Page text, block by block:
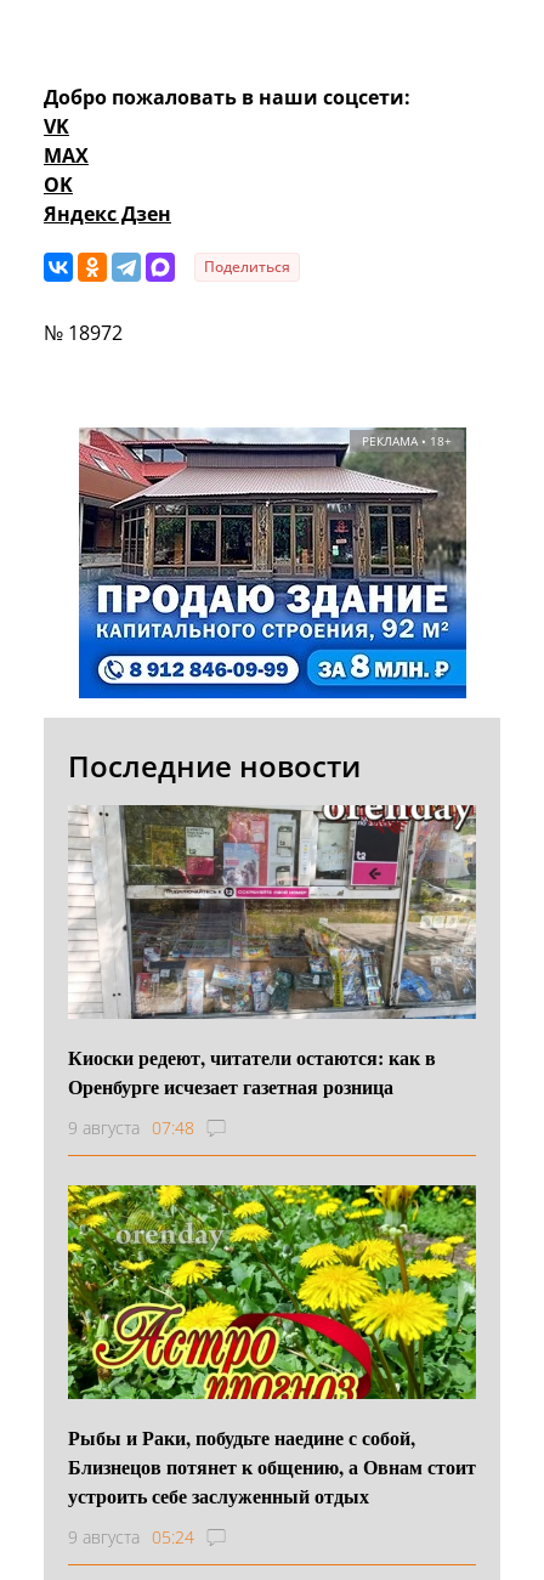
Добро пожаловать в наши соцсети:
VK
MAX
OK
Яндекс Дзен
Поделиться
№ 18972
РЕКЛАМА • 18+
Последние новости
Киоски редеют, читатели остаются: как в
Оренбурге исчезает газетная розница
9 августа 07:48
Рыбы и Раки, побудьте наедине с собой,
Близнецов потянет к общению, а Овнам стоит
устроить себе заслуженный отдых
9 августа 05:24